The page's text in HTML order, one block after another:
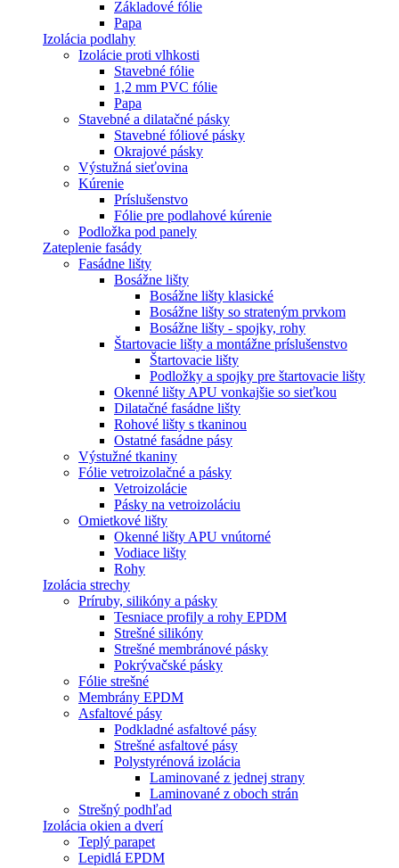
Základové fólie
Papa
Izolácia podlahy
Izolácie proti vlhkosti
Stavebné fólie
1,2 mm PVC fólie
Papa
Stavebné a dilatačné pásky
Stavebné fóliové pásky
Okrajové pásky
Výstužná sieťovina
Kúrenie
Príslušenstvo
Fólie pre podlahové kúrenie
Podložka pod panely
Zateplenie fasády
Fasádne lišty
Bosážne lišty
Bosážne lišty klasické
Bosážne lišty so strateným prvkom
Bosážne lišty - spojky, rohy
Štartovacie lišty a montážne príslušenstvo
Štartovacie lišty
Podložky a spojky pre štartovacie lišty
Okenné lišty APU vonkajšie so sieťkou
Dilatačné fasádne lišty
Rohové lišty s tkaninou
Ostatné fasádne pásy
Výstužné tkaniny
Fólie vetroizolačné a pásky
Vetroizolácie
Pásky na vetroizoláciu
Omietkové lišty
Okenné lišty APU vnútorné
Vodiace lišty
Rohy
Izolácia strechy
Príruby, silikóny a pásky
Tesniace profily a rohy EPDM
Strešné silikóny
Strešné membránové pásky
Pokrývačské pásky
Fólie strešné
Membrány EPDM
Asfaltové pásy
Podkladné asfaltové pásy
Strešné asfaltové pásy
Polystyrénová izolácia
Laminované z jednej strany
Laminované z oboch strán
Strešný podhľad
Izolácia okien a dverí
Teplý parapet
Lepidlá EPDM